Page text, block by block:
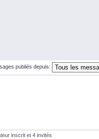
publiés depuis:
inscrit et 4 invités